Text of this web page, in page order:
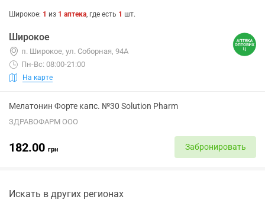
Широкое: 1 из 1 аптека, где есть 1 шт.
Широкое
п. Широкое, ул. Соборная, 94А
Пн-Вс: 08:00-21:00
На карте
Мелатонин Форте капс. №30 Solution Pharm
ЗДРАВОФАРМ ООО
182.00 грн Забронировать
Искать в других регионах